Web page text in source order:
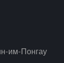
им-Понгау